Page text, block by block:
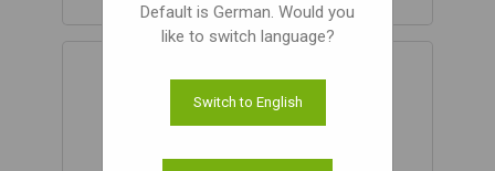
Default is German. Would you
like to switch language?
Switch to English